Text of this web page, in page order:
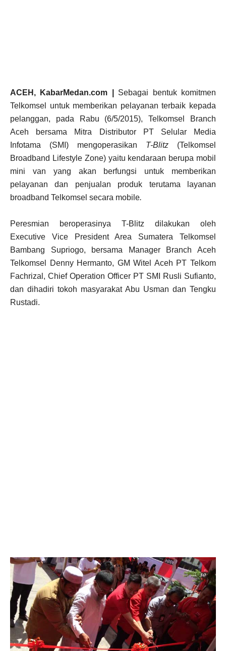
ACEH, KabarMedan.com | Sebagai bentuk komitmen
Telkomsel untuk memberikan pelayanan terbaik kepada
pelanggan, pada Rabu (6/5/2015),
Telkomsel Branch
Aceh bersama Mitra Distributor PT Selular Media
Infotama (SMI) mengoperasikan T-Blitz (Telkomsel
Broadband Lifestyle Zone) yaitu kendaraan berupa mobil
mini van yang akan berfungsi untuk memberikan
pelayanan dan penjualan produk terutama layanan
broadband Telkomsel secara mobile.
Peresmian beroperasinya T-Blitz dilakukan oleh
Executive Vice President Area Sumatera Telkomsel
Bambang Supriogo, bersama Manager Branch Aceh
Telkomsel Denny Hermanto, GM Witel Aceh PT Telkom
Fachrizal, Chief Operation Officer PT SMI Rusli Sufianto,
dan dihadiri tokoh masyarakat Abu Usman dan Tengku
Rustadi.